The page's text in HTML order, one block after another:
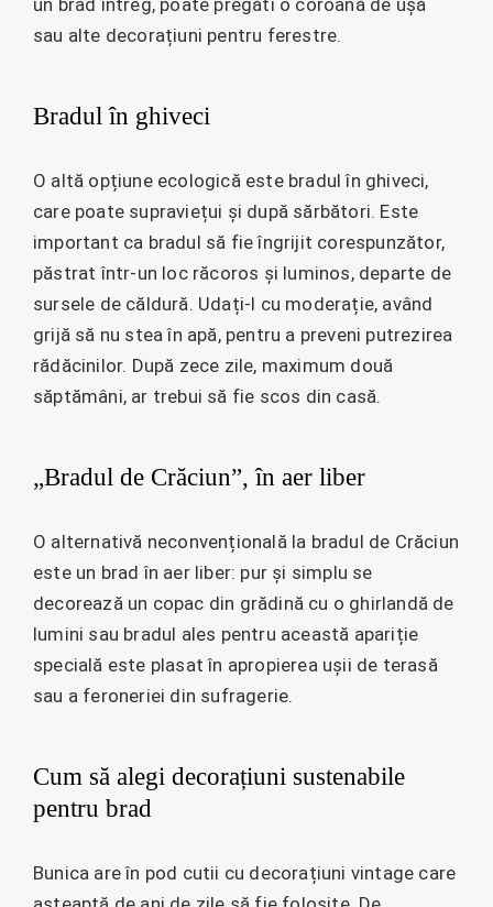
un brad întreg, poate pregăti o coroană de ușă
sau alte decorațiuni pentru ferestre.
Bradul în ghiveci
O altă opțiune ecologică este bradul în ghiveci,
care poate supraviețui și după sărbători. Este
important ca bradul să fie îngrijit corespunzător,
păstrat într-un loc răcoros și luminos, departe de
sursele de căldură. Udați-l cu moderație, având
grijă să nu stea în apă, pentru a preveni putrezirea
rădăcinilor. După zece zile, maximum două
săptămâni, ar trebui să fie scos din casă.
„Bradul de Crăciun”, în aer liber
O alternativă neconvențională la bradul de Crăciun
este un brad în aer liber: pur și simplu se
decorează un copac din grădină cu o ghirlandă de
lumini sau bradul ales pentru această apariție
specială este plasat în apropierea ușii de terasă
sau a feroneriei din sufragerie.
Cum să alegi decorațiuni sustenabile
pentru brad
Bunica are în pod cutii cu decorațiuni vintage care